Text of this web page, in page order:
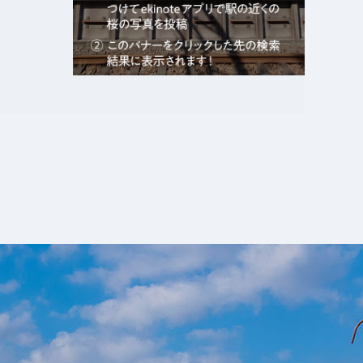
エキガタリ